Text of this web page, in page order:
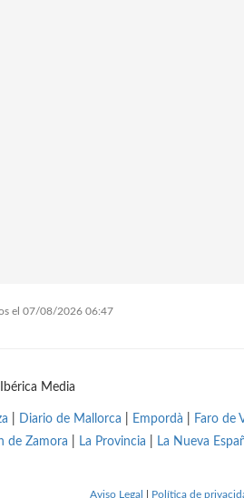
el 07/08/2026 06:47
Media
Diario de Mallorca Empordà Faro de
de Zamora La Provincia La Nueva
Aviso Legal Política de